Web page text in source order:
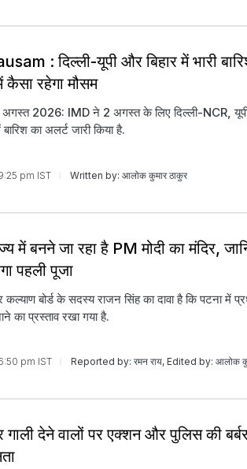
: दिल्ली-यूपी और बिहार में भारी
रहेगा मौसम
2026: IMD ने 2 अगस्त के लिए दिल्ली-NCR,
का अलर्ट जारी किया है.
pm IST Written by: आलोक कुमार ठाकुर
में बनने जा रहा है PM मोदी का मंदिर,
पहली पूजा
कल्याण बोर्ड के सदस्य राजन सिंह का दावा है कि पटना में
का प्रस्ताव रखा गया है.
pm IST Reported by: रमन राय, Edited by: आलोक
देने वालों पर एक्शन और पुलिस की